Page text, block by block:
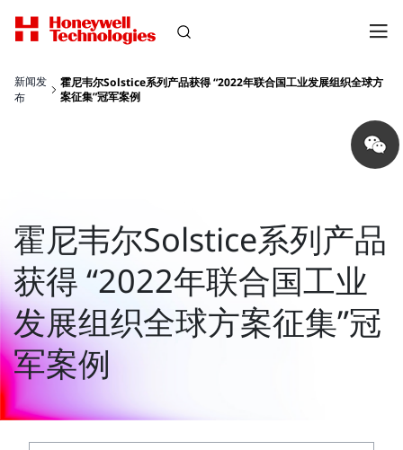
新闻发
布
霍尼韦尔Solstice系列产品获得 “2022年联合国工业发展组织全球方
案征集”冠军案例
Share
on
wechat
霍尼韦尔Solstice系列产品
获得 “2022年联合国工业
发展组织全球方案征集”冠
军案例